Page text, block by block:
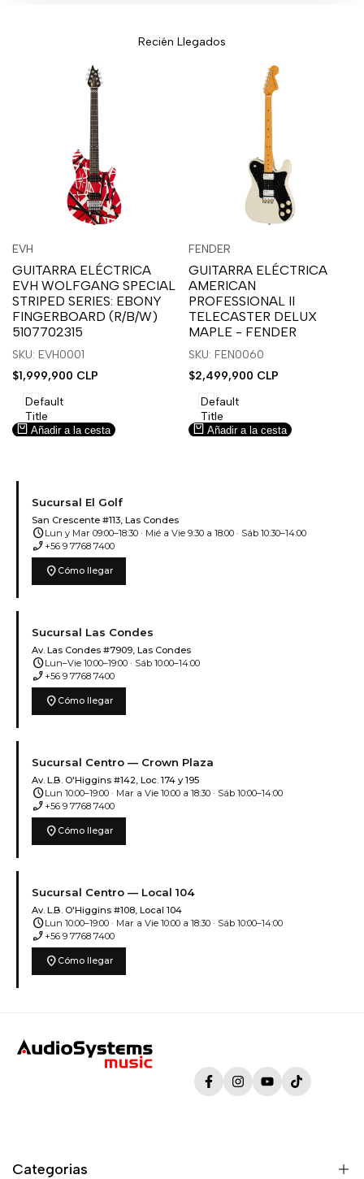
Recién Llegados
sesión
para
usar
la
lista
deseos.
para
usar
Compare
Proveedor:
EVH
GUITARRA ELÉCTRICA
EVH WOLFGANG SPECIAL
STRIPED SERIES: EBONY
FINGERBOARD (R/B/W)
5107702315
SKU: EVH0001
Precio
venta
$1,999,900 CLP
Default
Title
Añadir a la cesta
sesión
para
usar
la
lista
deseos.
sesión
para
usar
Compare
Vista
Proveedor:
FENDER
GUITARRA ELÉCTRICA
AMERICAN
PROFESSIONAL II
TELECASTER DELUX
MAPLE - FENDER
SKU: FEN0060
Precio
venta
$2,499,900 CLP
Default
Title
Añadir a la cesta
Sucursal El Golf
San Crescente #113, Las Condes
scheduleLun y Mar 09:00–18:30 · Mié a Vie 9:30 a 18:00 · Sáb 10:30–14:00
phone_enabled +56 9 7768 7400
location_on Cómo llegar
Sucursal Las Condes
Av. Las Condes #7909, Las Condes
scheduleLun–Vie 10:00–19:00 · Sáb 10:00–14:00
phone_enabled +56 9 7768 7400
location_on Cómo llegar
Sucursal Centro — Crown Plaza
Av. L.B. O'Higgins #142, Loc. 174 y 195
scheduleLun 10:00–19:00 · Mar a Vie 10:00 a 18:30 · Sáb 10:00–14:00
phone_enabled +56 9 7768 7400
location_on Cómo llegar
Sucursal Centro — Local 104
Av. L.B. O'Higgins #108, Local 104
scheduleLun 10:00–19:00 · Mar a Vie 10:00 a 18:30 · Sáb 10:00–14:00
phone_enabled +56 9 7768 7400
location_on Cómo llegar
FacebookInstagramYouTubeTikTok
Categorias